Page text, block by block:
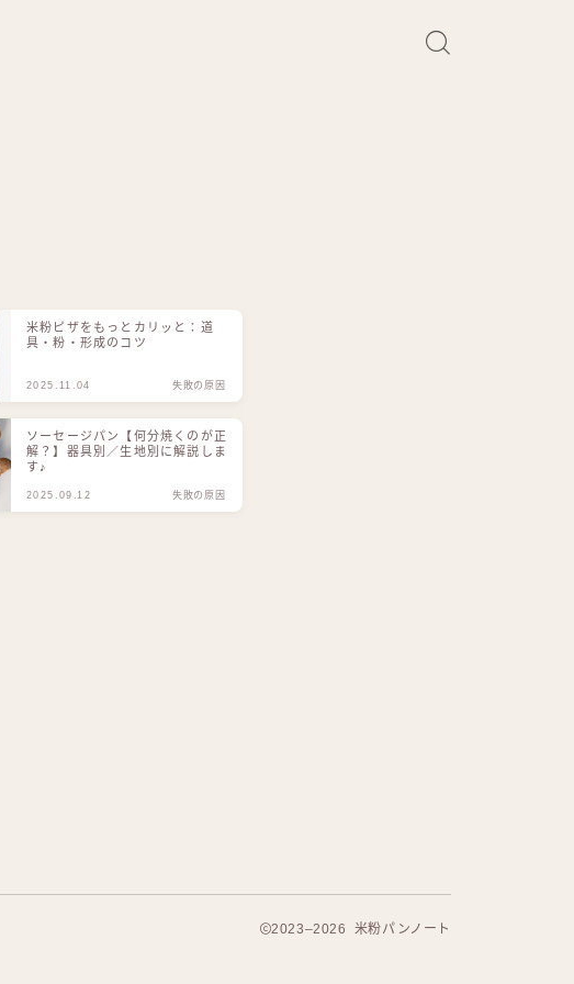
米粉ピザをもっとカリッと：道
具・粉・形成のコツ
2025.11.04 失敗の原因
ソーセージパン【何分焼くのが正
解？】器具別／生地別に解説しま
す♪
2025.09.12 失敗の原因
2023–2026 米粉パンノート